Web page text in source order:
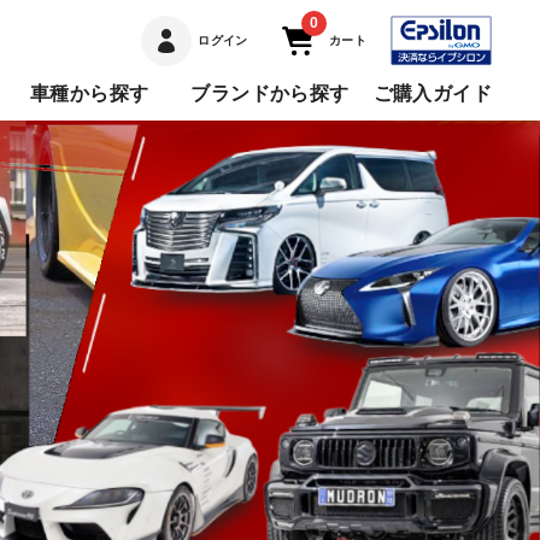
ログイン
0
カート
車種から探す ブランドから探す ご購入ガイド